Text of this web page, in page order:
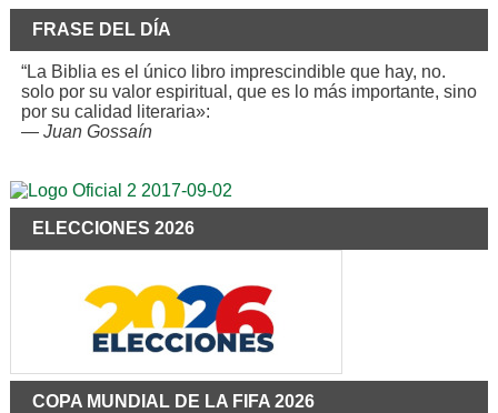
FRASE DEL DÍA
“La Biblia es el único libro imprescindible que hay, no.
solo por su valor espiritual, que es lo más importante, sino
por su calidad literaria»:
— Juan Gossaín
ELECCIONES 2026
COPA MUNDIAL DE LA FIFA 2026